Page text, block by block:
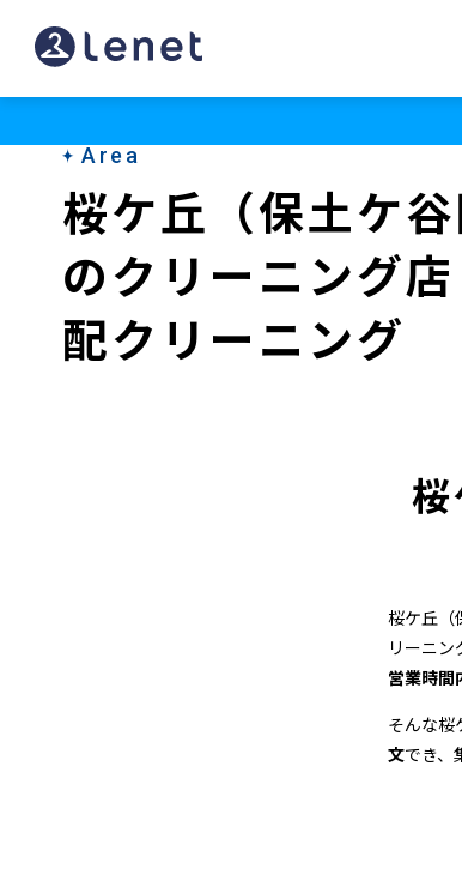
桜
ケ
（保
区）
Area
桜ケ丘（保土ケ谷
のクリーニング
配クリーニング
桜ケ丘（
リーニ
営業時間
そんな桜
文でき、